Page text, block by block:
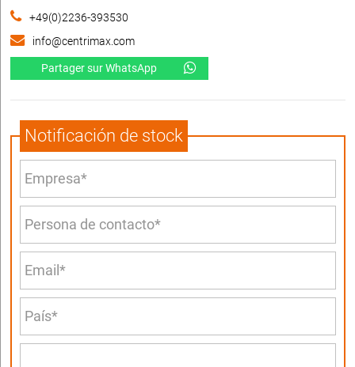
+49(0)2236-393530
info@centrimax.com
Partager sur WhatsApp
Notificación de stock